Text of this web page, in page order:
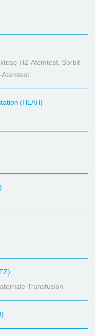
H2-Atemtest, Sorbit-
Atemtest
(HLAH)
Transfusion